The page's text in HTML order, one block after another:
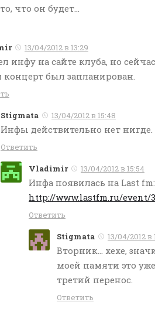
что он будет…
13/04/2012 в 13:29
инфу на сайте клуба, но
концерт был запланирован.
Stigmata 13/04/2012 в 15:48
Инфы действительно нет нигде.
Ответить
Vladimir 13/04/2012 в 15:54
Инфа появилась на Last fm:
http://www.lastfm.ru/event/
Ответить
Stigmata 13/04/2012 в
Вторник… хехе,
моей памяти это
третий перенос.
Ответить